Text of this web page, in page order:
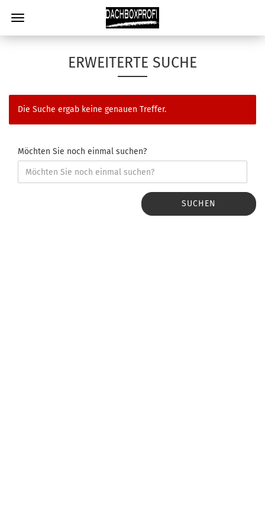
ERWEITERTE SUCHE
Die Suche ergab keine genauen Treffer.
Möchten Sie noch einmal suchen?
SUCHEN